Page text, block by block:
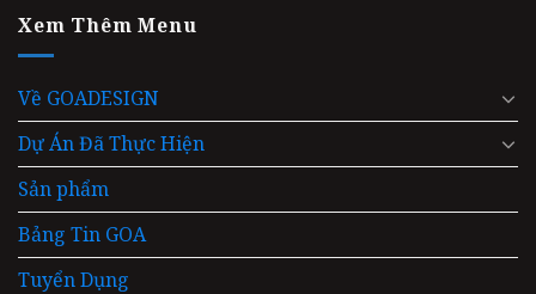
Xem Thêm Menu
Về GOADESIGN
Dự Án Đã Thực Hiện
Sản phẩm
Bảng Tin GOA
Tuyển Dụng